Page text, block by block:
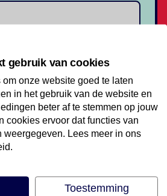
gebruik van cookies
onze website goed te laten
in het gebruik van de website en
beter af te stemmen op jouw
cookies ervoor dat functies van
weergegeven. Lees meer in ons
Toestemming